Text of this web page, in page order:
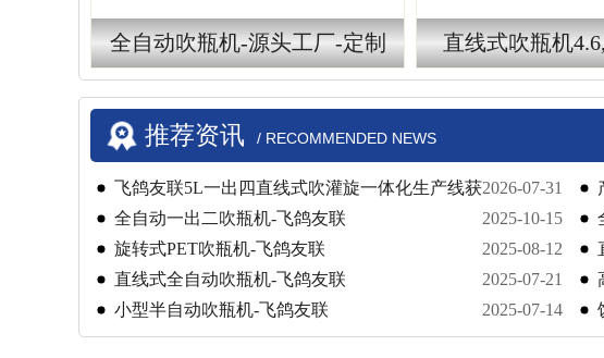
全自动吹瓶机-源头工厂-定制 直线式吹瓶机
推荐资讯 / RECOMMENDED NEWS
2026-07-31
飞鸽友联5L一出四直线式吹灌旋一体化生产线获
高度认可
2025-10-15
​​全自动一出二吹瓶机-飞鸽友联
2025-08-12
旋转式PET吹瓶机-飞鸽友联
2025-07-21
直线式全自动吹瓶机-飞鸽友联
2025-07-14
小型半自动吹瓶机-飞鸽友联